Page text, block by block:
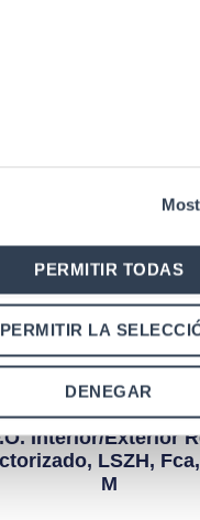
PERMITIR TODAS
PERMITIR LA
DENEGAR
SM 9/125 EXT SC-
Interior/exterior
LSZH,
M